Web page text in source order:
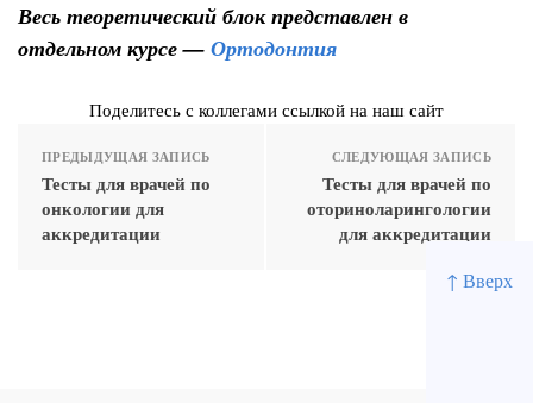
↑ Вверх
Весь теоретический блок представлен в
отдельном курсе — Ортодонтия
Поделитесь с коллегами ссылкой на наш сайт
ПРЕДЫДУЩАЯ ЗАПИСЬ
Тесты для врачей по
онкологии для
аккредитации
СЛЕДУЮЩАЯ ЗАПИСЬ
Тесты для врачей по
оториноларингологии
для аккредитации